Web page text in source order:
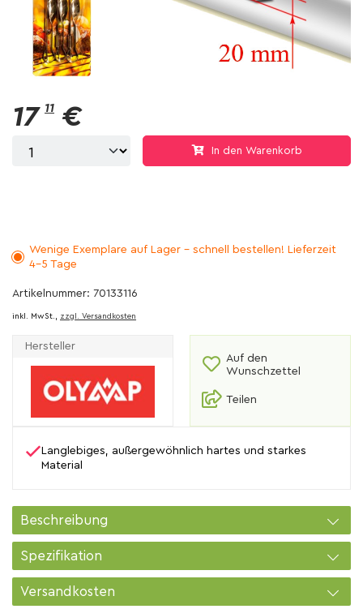
17 11 €
In den Warenkorb
Wenige Exemplare auf Lager - schnell bestellen! Lieferzeit
4-5 Tage
Artikelnummer: 70133116
inkl. MwSt., zzgl. Versandkosten
Hersteller
Auf den
Wunschzettel
Teilen
Langlebiges, außergewöhnlich hartes und starkes
Material
Beschreibung
Spezifikation
Versandkosten